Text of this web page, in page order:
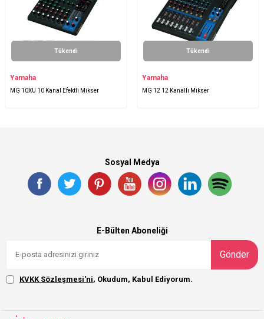
Tükendi
Yamaha
MG 10XU 10 Kanal Efektli Mikser
Tükendi
Yamaha
MG 12 12 Kanallı Mikser
Sosyal Medya
E-Bülten Aboneliği
Gönder
KVKK Sözleşmesi'ni, Okudum, Kabul Ediyorum.